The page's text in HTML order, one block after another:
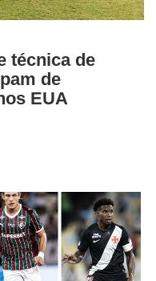
técnica de
de
EUA